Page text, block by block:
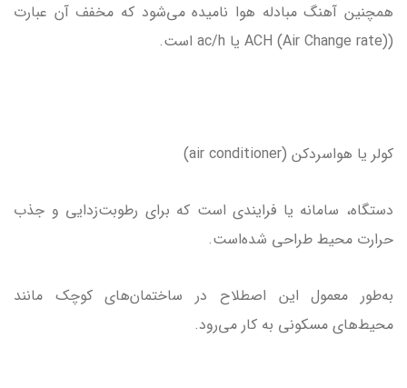
همچنین آهنگ مبادله هوا نامیده می‌شود که مخفف آن عبارت
(ACH (Air Change rate) یا ac/h است.
کولر یا هواسردکن (air conditioner)
دستگاه، سامانه یا فرایندی است که برای رطوبت‌زدایی و جذب
حرارت محیط طراحی شده‌است.
به‌طور معمول این اصطلاح در ساختمان‌های کوچک مانند
محیط‌های مسکونی به کار می‌رود.